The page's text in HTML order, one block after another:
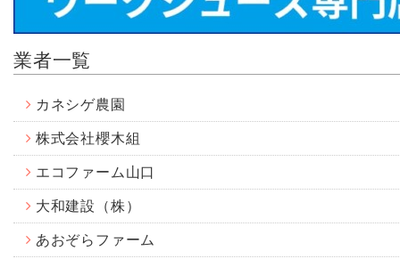
業者一覧
カネシゲ農園
株式会社櫻木組
エコファーム山口
大和建設（株）
あおぞらファーム